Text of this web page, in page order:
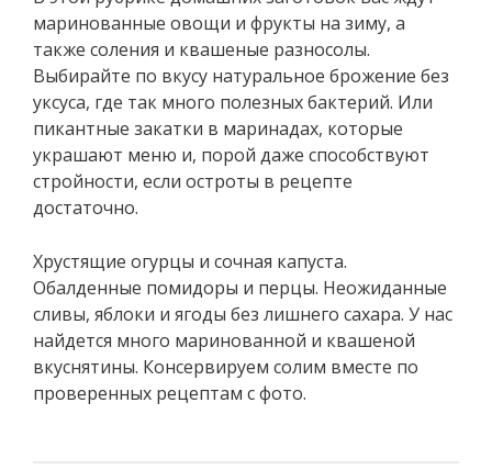
маринованные овощи и фрукты на зиму, а
также соления и квашеные разносолы.
Выбирайте по вкусу натуральное брожение без
уксуса, где так много полезных бактерий. Или
пикантные закатки в маринадах, которые
украшают меню и, порой даже способствуют
стройности, если остроты в рецепте
достаточно.
Хрустящие огурцы и сочная капуста.
Обалденные помидоры и перцы. Неожиданные
сливы, яблоки и ягоды без лишнего сахара. У нас
найдется много маринованной и квашеной
вкуснятины. Консервируем солим вместе по
проверенных рецептам с фото.